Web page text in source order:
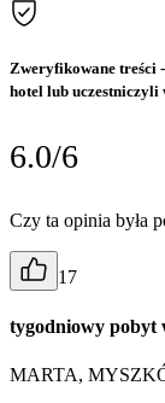
Zweryfikowane treści
hotel lub uczestniczyli
6.0/6
Czy ta opinia była
17
tygodniowy pobyt
MARTA,